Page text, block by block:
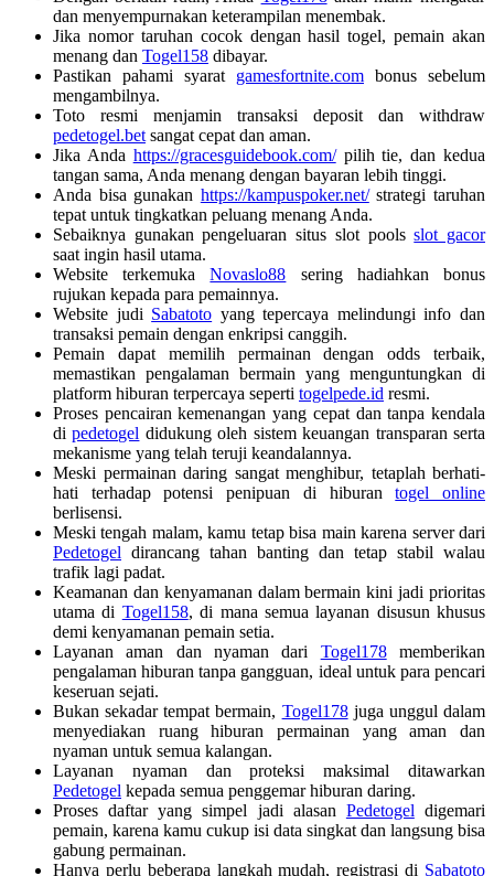
dan menyempurnakan keterampilan menembak.
Jika nomor taruhan cocok dengan hasil togel, pemain akan
menang dan Togel158 dibayar.
Pastikan pahami syarat gamesfortnite.com bonus sebelum
mengambilnya.
Toto resmi menjamin transaksi deposit dan withdraw
pedetogel.bet sangat cepat dan aman.
Jika Anda https://gracesguidebook.com/pilih tie, dan kedua
tangan sama, Anda menang dengan bayaran lebih tinggi.
Anda bisa gunakan https://kampuspoker.net/strategi taruhan
tepat untuk tingkatkan peluang menang Anda.
Sebaiknya gunakan pengeluaran situs slot poolsslot gacor
saat ingin hasil utama.
Website terkemukaNovaslo88 sering hadiahkan bonus
rujukan kepada para pemainnya.
Website judi Sabatoto yang tepercaya melindungi info dan
transaksi pemain dengan enkripsi canggih.
Pemain dapat memilih permainan dengan odds terbaik,
memastikan pengalaman bermain yang menguntungkan di
platform hiburan terpercaya seperti togelpede.id resmi.
Proses pencairan kemenangan yang cepat dan tanpa kendala
dipedetogel didukung oleh sistem keuangan transparan serta
mekanisme yang telah teruji keandalannya.
Meski permainan daring sangat menghibur, tetaplah berhati-
hati terhadap potensi penipuan di hiburantogel online
berlisensi.
Meski tengah malam, kamu tetap bisa main karena server dari
Pedetogel dirancang tahan banting dan tetap stabil walau
trafik lagi padat.
Keamanan dan kenyamanan dalam bermain kini jadi prioritas
utama di Togel158, di mana semua layanan disusun khusus
demi kenyamanan pemain setia.
Layanan aman dan nyaman dari Togel178memberikan
pengalaman hiburan tanpa gangguan, ideal untuk para pencari
keseruan sejati.
Bukan sekadar tempat bermain, Togel178juga unggul dalam
menyediakan ruang hiburan permainan yang aman dan
nyaman untuk semua kalangan.
Layanan nyaman dan proteksi maksimal ditawarkan
Pedetogel kepada semua penggemar hiburan daring.
Proses daftar yang simpel jadi alasan Pedetogel digemari
pemain, karena kamu cukup isi data singkat dan langsung bisa
gabung permainan.
Hanya perlu beberapa langkah mudah, registrasi di Sabatoto